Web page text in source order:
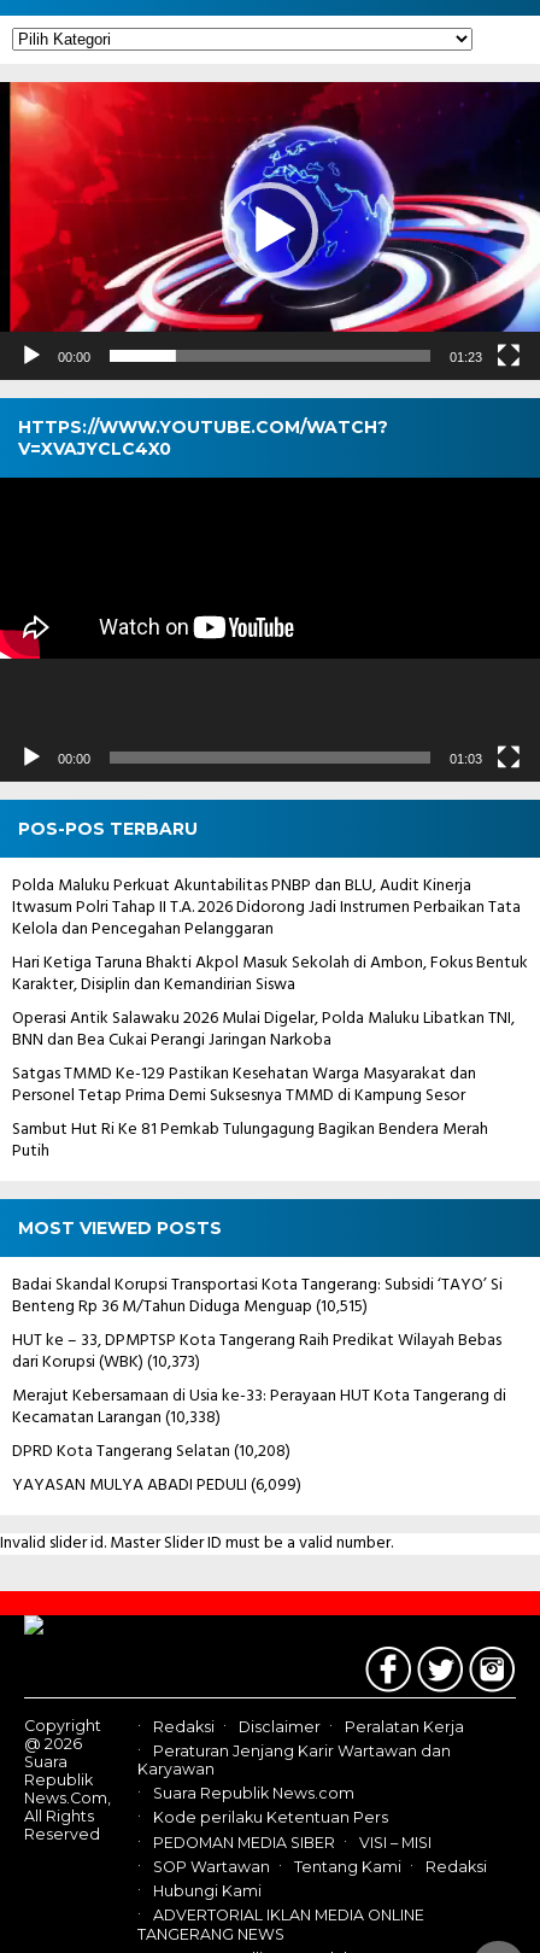
Kategori
Pemutar
Video
00:00 01:23
HTTPS://WWW.YOUTUBE.COM/WATCH?
V=XVAJYCLC4X0
Pemutar
00:00 01:03
POS-POS TERBARU
Polda Maluku Perkuat Akuntabilitas PNBP dan BLU, Audit Kinerja
Itwasum Polri Tahap II T.A. 2026 Didorong Jadi Instrumen Perbaikan Tata
Kelola dan Pencegahan Pelanggaran
Hari Ketiga Taruna Bhakti Akpol Masuk Sekolah di Ambon, Fokus Bentuk
Karakter, Disiplin dan Kemandirian Siswa
Operasi Antik Salawaku 2026 Mulai Digelar, Polda Maluku Libatkan TNI,
BNN dan Bea Cukai Perangi Jaringan Narkoba
Satgas TMMD Ke-129 Pastikan Kesehatan Warga Masyarakat dan
Personel Tetap Prima Demi Suksesnya TMMD di Kampung Sesor
Sambut Hut Ri Ke 81 Pemkab Tulungagung Bagikan Bendera Merah
Putih
MOST VIEWED POSTS
Badai Skandal Korupsi Transportasi Kota Tangerang: Subsidi ‘TAYO’ Si
Benteng Rp 36 M/Tahun Diduga Menguap(10,515)
HUT ke – 33, DPMPTSP Kota Tangerang Raih Predikat Wilayah Bebas
dari Korupsi (WBK)(10,373)
Merajut Kebersamaan di Usia ke-33: Perayaan HUT Kota Tangerang di
Kecamatan Larangan(10,338)
DPRD Kota Tangerang Selatan(10,208)
YAYASAN MULYA ABADI PEDULI(6,099)
Invalid slider id. Master Slider ID must be a valid number.
Contact
Us
Copyright
@ 2026
Suara
Republik
News.Com,
All Rights
Reserved
Redaksi Disclaimer
Peralatan Kerja
Peraturan Jenjang Karir Wartawan dan
Karyawan
Suara Republik News.com
Kode perilaku Ketentuan Pers
PEDOMAN MEDIA SIBER
VISI – MISI
SOP Wartawan
Tentang Kami
Redaksi
Hubungi Kami
ADVERTORIAL IKLAN MEDIA ONLINE
TANGERANG NEWS